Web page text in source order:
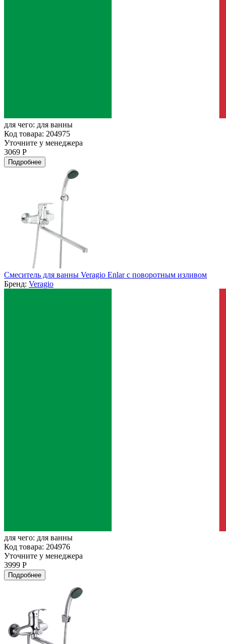
для чего: для ванны
Код товара: 204975
Уточните у менеджера
3069 Р
Подробнее
Смеситель для ванны Veragio Enlar с поворотным изливом
Бренд: Veragio
для чего: для ванны
Код товара: 204976
Уточните у менеджера
3999 Р
Подробнее